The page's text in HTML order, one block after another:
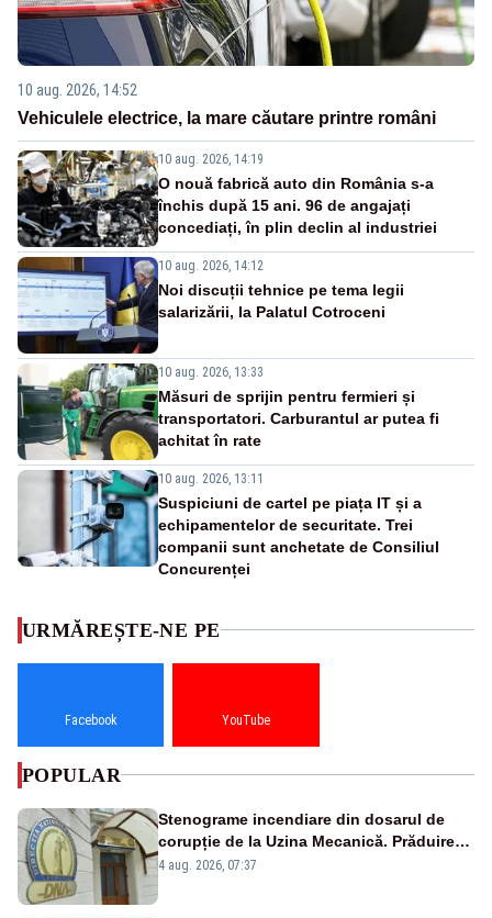
10 aug. 2026, 14:52
Vehiculele electrice, la mare căutare printre români
10 aug. 2026, 14:19
O nouă fabrică auto din România s-a
închis după 15 ani. 96 de angajați
concediați, în plin declin al industriei
10 aug. 2026, 14:12
Noi discuții tehnice pe tema legii
salarizării, la Palatul Cotroceni
10 aug. 2026, 13:33
Măsuri de sprijin pentru fermieri și
transportatori. Carburantul ar putea fi
achitat în rate
10 aug. 2026, 13:11
Suspiciuni de cartel pe piața IT și a
echipamentelor de securitate. Trei
companii sunt anchetate de Consiliul
Concurenței
URMĂREȘTE-NE PE
Facebook YouTube
POPULAR
Stenograme incendiare din dosarul de
corupție de la Uzina Mecanică. Prăduirea
banilor din programul SAFE, interceptată
4 aug. 2026, 07:37